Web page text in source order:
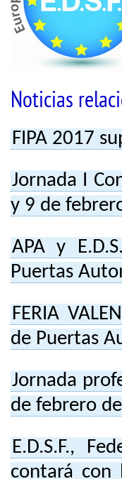
Noticias
FIPA 2017
Jornada I
y 9 de
APA y
Puertas
FERIA
de Puertas
Jornada
de febrero
E.D.S.F.,
contará con